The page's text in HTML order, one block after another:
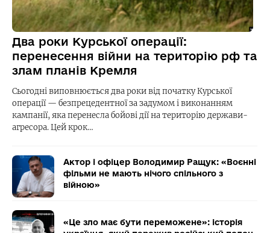
Два роки Курської операції:
перенесення війни на територію рф та
злам планів Кремля
Сьогодні виповнюється два роки від початку Курської
операції — безпрецедентної за задумом і виконанням
кампанії, яка перенесла бойові дії на територію держави-
агресора. Цей крок…
Актор і офіцер Володимир Ращук: «Воєнні
фільми не мають нічого спільного з
війною»
«Це зло має бути переможене»: історія